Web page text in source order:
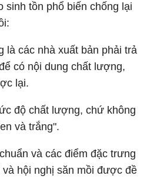
sinh tồn phổ biến chống lại
là các nhà xuất bản phải trả
có nội dung chất lượng,
lại.
độ chất lượng, chứ không
và trắng".
và các điểm đặc trưng
hội nghị săn mồi được đề